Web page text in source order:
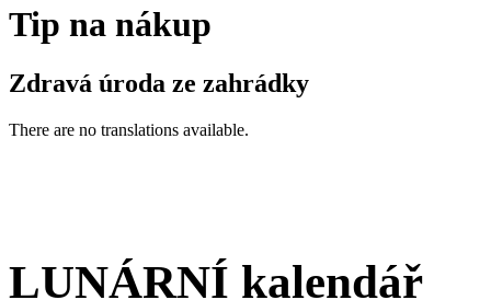
Tip na nákup
Zdravá úroda ze zahrádky
There are no translations available.
LUNÁRNÍ kalendář